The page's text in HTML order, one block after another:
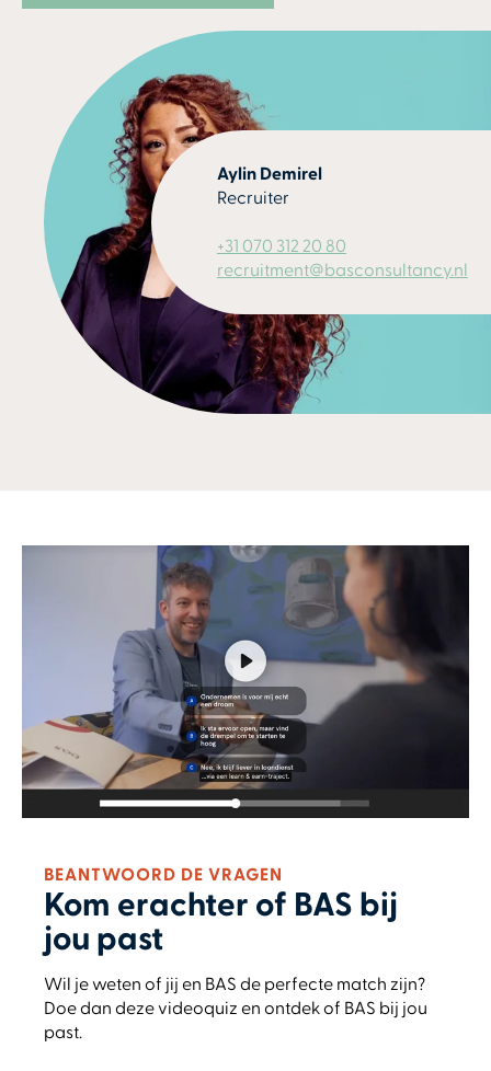
Aylin Demirel
Recruiter
+31 070 312 20 80
recruitment@basconsultancy.nl
BEANTWOORD DE VRAGEN
Kom erachter of BAS bij
jou past
Wil je weten of jij en BAS de perfecte match zijn?
Doe dan deze videoquiz en ontdek of BAS bij jou
past.